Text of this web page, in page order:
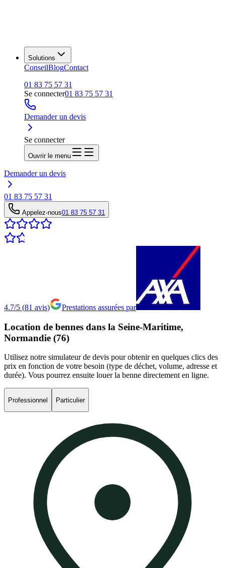
Solutions
ConseilBlogContact
01 83 75 57 31
Se connecter01 83 75 57 31
Demander un devis
Se connecter
Ouvrir le menu
Demander un devis
01 83 75 57 31
Appelez-nous01 83 75 57 31
4.7/5 (81 avis) Prestations assurées par
Location de bennes dans la Seine-Maritime,
Normandie (76)
Utilisez notre simulateur de devis pour obtenir en quelques clics des
prix en fonction de votre besoin (type de déchet, volume, adresse et
durée). Vous pourrez ensuite louer la benne directement en ligne.
Professionnel Particulier